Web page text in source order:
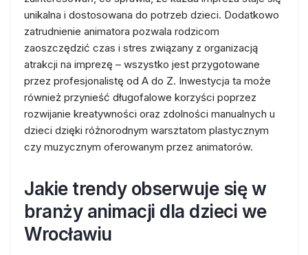
unikalna i dostosowana do potrzeb dzieci. Dodatkowo
zatrudnienie animatora pozwala rodzicom
zaoszczędzić czas i stres związany z organizacją
atrakcji na imprezę – wszystko jest przygotowane
przez profesjonalistę od A do Z. Inwestycja ta może
również przynieść długofalowe korzyści poprzez
rozwijanie kreatywności oraz zdolności manualnych u
dzieci dzięki różnorodnym warsztatom plastycznym
czy muzycznym oferowanym przez animatorów.
Jakie trendy obserwuje się w
branży animacji dla dzieci we
Wrocławiu